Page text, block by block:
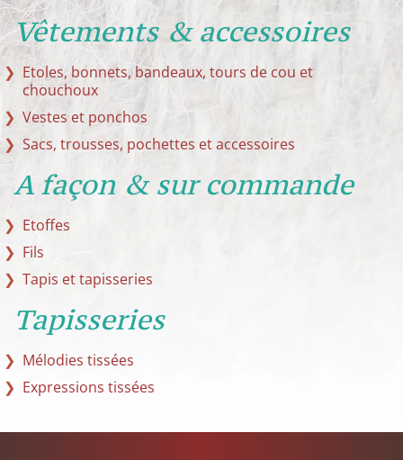
Vêtements & accessoires
Etoles, bonnets, bandeaux, tours de cou et
chouchoux
Vestes et ponchos
Sacs, trousses, pochettes et accessoires
A façon & sur commande
Etoffes
Fils
Tapis et tapisseries
Tapisseries
Mélodies tissées
Expressions tissées